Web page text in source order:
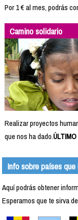
Por 1 € al mes, podrás
Camino solidario
Realizar proyectos
que nos ha dado.
Info sobre países
Aquí podrás obtener
Esperamos que te sirva